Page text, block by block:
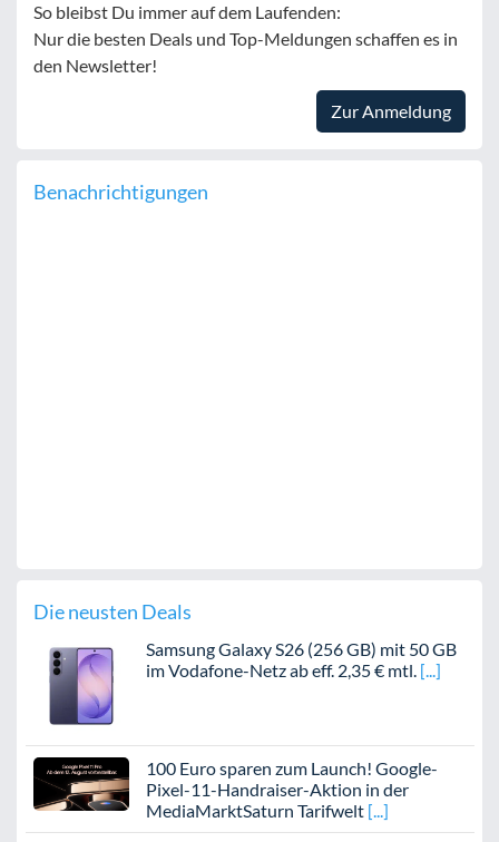
So bleibst Du immer auf dem Laufenden:
Nur die besten Deals und Top-Meldungen schaffen es in
den Newsletter!
Zur Anmeldung
Benachrichtigungen
Die neusten Deals
Samsung Galaxy S26 (256 GB) mit 50 GB
im Vodafone-Netz ab eff. 2,35 € mtl.
100 Euro sparen zum Launch! Google-
Pixel-11-Handraiser-Aktion in der
MediaMarktSaturn Tarifwelt